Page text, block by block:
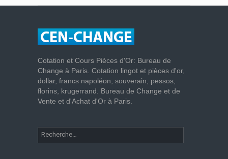
Cotation et Cours Pièces d'Or: Bureau de
Change à Paris. Cotation lingot et pièces d'or,
dollar, francs napoléon, souverain, pessos,
florins, krugerrand. Bureau de Change et de
Vente et d'Achat d'Or à Paris.